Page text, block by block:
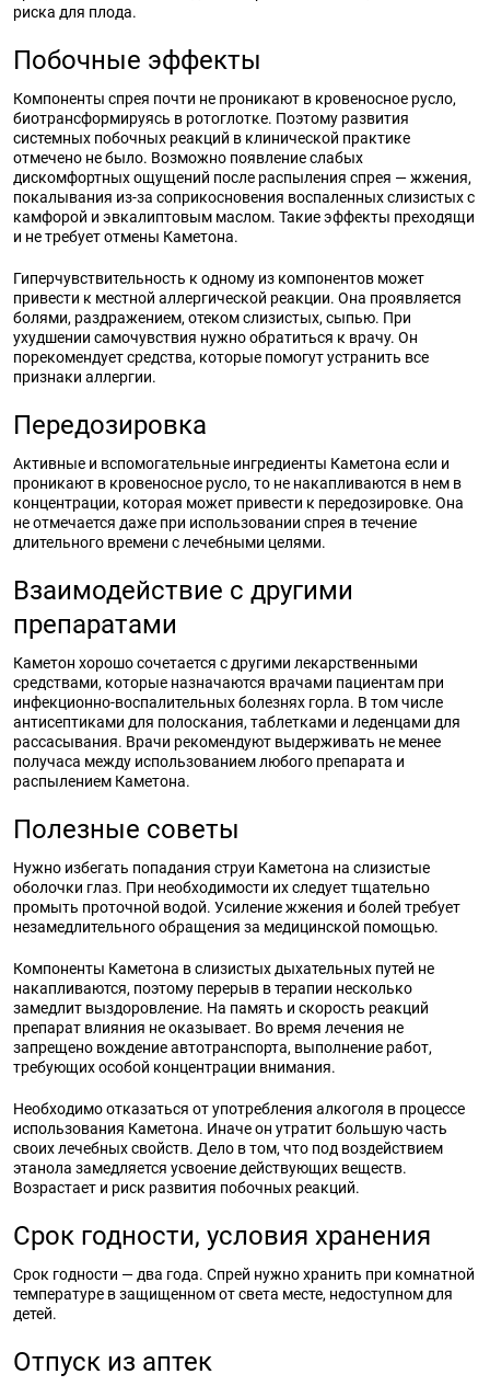
риска для плода.
Побочные эффекты
Компоненты спрея почти не проникают в кровеносное русло,
биотрансформируясь в ротоглотке. Поэтому развития
системных побочных реакций в клинической практике
отмечено не было. Возможно появление слабых
дискомфортных ощущений после распыления спрея — жжения,
покалывания из-за соприкосновения воспаленных слизистых с
камфорой и эвкалиптовым маслом. Такие эффекты преходящи
и не требует отмены Каметона.
Гиперчувствительность к одному из компонентов может
привести к местной аллергической реакции. Она проявляется
болями, раздражением, отеком слизистых, сыпью. При
ухудшении самочувствия нужно обратиться к врачу. Он
порекомендует средства, которые помогут устранить все
признаки аллергии.
Передозировка
Активные и вспомогательные ингредиенты Каметона если и
проникают в кровеносное русло, то не накапливаются в нем в
концентрации, которая может привести к передозировке. Она
не отмечается даже при использовании спрея в течение
длительного времени с лечебными целями.
Взаимодействие с другими
препаратами
Каметон хорошо сочетается с другими лекарственными
средствами, которые назначаются врачами пациентам при
инфекционно-воспалительных болезнях горла. В том числе
антисептиками для полоскания, таблетками и леденцами для
рассасывания. Врачи рекомендуют выдерживать не менее
получаса между использованием любого препарата и
распылением Каметона.
Полезные советы
Нужно избегать попадания струи Каметона на слизистые
оболочки глаз. При необходимости их следует тщательно
промыть проточной водой. Усиление жжения и болей требует
незамедлительного обращения за медицинской помощью.
Компоненты Каметона в слизистых дыхательных путей не
накапливаются, поэтому перерыв в терапии несколько
замедлит выздоровление. На память и скорость реакций
препарат влияния не оказывает. Во время лечения не
запрещено вождение автотранспорта, выполнение работ,
требующих особой концентрации внимания.
Необходимо отказаться от употребления алкоголя в процессе
использования Каметона. Иначе он утратит большую часть
своих лечебных свойств. Дело в том, что под воздействием
этанола замедляется усвоение действующих веществ.
Возрастает и риск развития побочных реакций.
Срок годности, условия хранения
Срок годности — два года. Спрей нужно хранить при комнатной
температуре в защищенном от света месте, недоступном для
детей.
Отпуск из аптек